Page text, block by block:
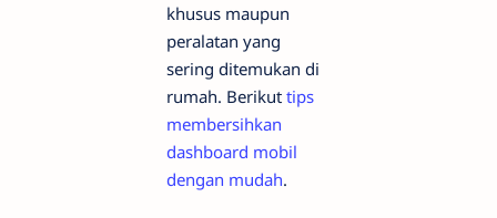
khusus maupun
peralatan yang
sering ditemukan di
rumah. Berikut tips
membersihkan
dashboard mobil
dengan mudah.